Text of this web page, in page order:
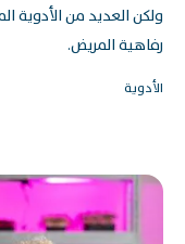
ولكن العديد من الأدوية
رفاهية المريض.
الأدوية